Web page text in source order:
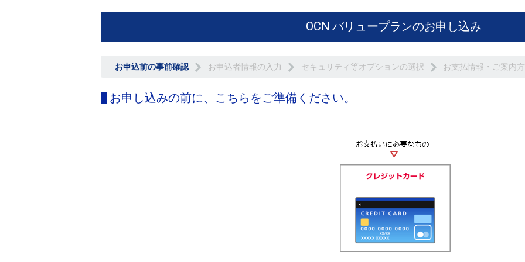
OCN バリュープランのお申し込み
お申込前の事前確認 お申込者情報の入力 セキュリティ等オプションの選択 お支払情報・ご案内
お申し込みの前に、こちらをご準備ください。